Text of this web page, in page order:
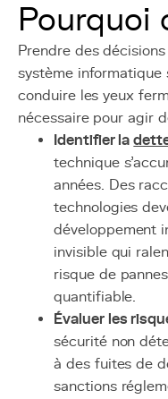
Pourquoi
Prendre des
système informatique
conduire les yeux
nécessaire pour agir
Identifier la
technique
années. Des
technologies
développement
invisible qui
risque de
quantifiable.
Évaluer les
sécurité non
à des fuites de
sanctions